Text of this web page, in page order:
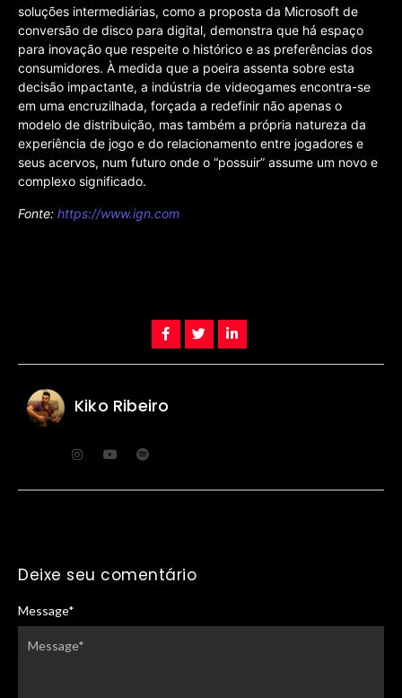
soluções intermediárias, como a proposta da Microsoft de
conversão de disco para digital, demonstra que há espaço
para inovação que respeite o histórico e as preferências dos
consumidores. À medida que a poeira assenta sobre esta
decisão impactante, a indústria de videogames encontra-se
em uma encruzilhada, forçada a redefinir não apenas o
modelo de distribuição, mas também a própria natureza da
experiência de jogo e do relacionamento entre jogadores e
seus acervos, num futuro onde o “possuir” assume um novo e
complexo significado.
Fonte: https://www.ign.com
Kiko Ribeiro
Deixe seu comentário
Message*